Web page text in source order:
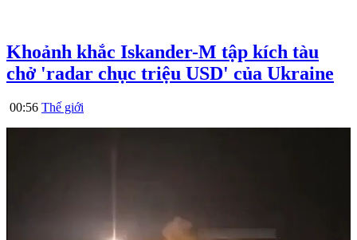
Khoảnh khắc Iskander-M tập kích tàu
chở 'radar chục triệu USD' của Ukraine
00:56 Thế giới